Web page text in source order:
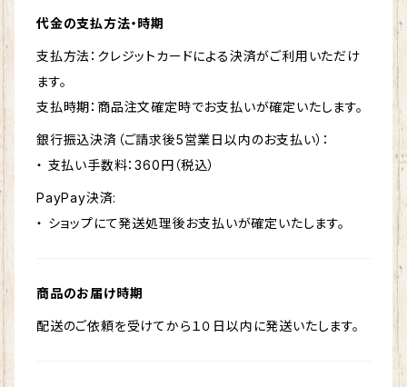
代金の支払方法・時期
支払方法：クレジットカードによる決済がご利用いただけ
ます。
支払時期：商品注文確定時でお支払いが確定いたします。
銀行振込決済（ご請求後5営業日以内のお支払い）：
・ 支払い手数料：360円（税込）
PayPay決済:
・ ショップにて発送処理後お支払いが確定いたします。
商品のお届け時期
配送のご依頼を受けてから１０日以内に発送いたします。